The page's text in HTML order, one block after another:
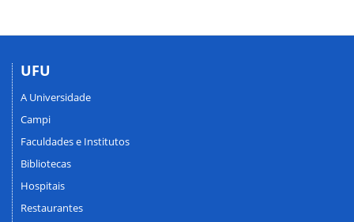
UFU
A Universidade
Campi
Faculdades e Institutos
Bibliotecas
Hospitais
Restaurantes